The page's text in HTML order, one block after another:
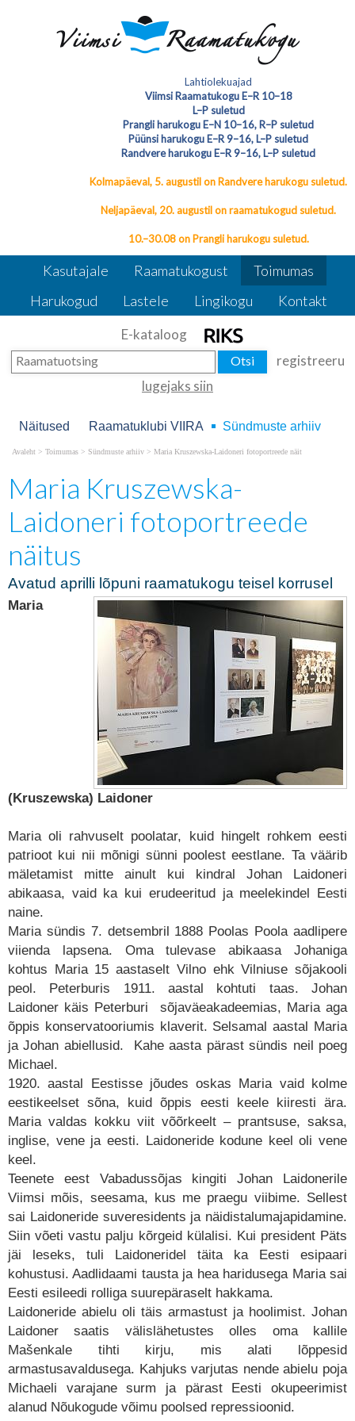
Maria Kruszewska-Laidoneri
fotoportreede näitus
Avatud aprilli lõpuni raamatukogu teisel
korrusel ” Näituse on vahendanud Poola
Vabariigi SuursaatkondMaria
Kruszewska-Laidoneri fotoportreede
Lahtiolekuajad
Viimsi Raamatukogu E–R 10–18
L–P suletud
Prangli harukogu E–N 10–16, R–P suletud
Püünsi harukogu E–R 9–16, L–P suletud
Randvere harukogu E–R 9–16, L–P suletud
Kolmapäeval, 5. augustil on Randvere harukogu suletud.
Neljapäeval, 20. augustil on raamatukogud suletud.
10.–30.08 on Prangli harukogu suletud.
Kasutajale Raamatukogust
Toimumas
Harukogud
Lastele Lingikogu Kontakt
E-kataloog
registreeru
lugejaks siin
Näitused Raamatuklubi VIIRA Sündmuste arhiiv
Avaleht > Toimumas > Sündmuste arhiiv > Maria Kruszewska-Laidoneri fotoportreede näit
Maria Kruszewska-
Laidoneri fotoportreede
näitus
Avatud aprilli lõpuni raamatukogu teisel korrusel
Maria
(Kruszewska) Laidoner
Maria oli rahvuselt poolatar, kuid hingelt rohkem eesti
patrioot kui nii mõnigi sünni poolest eestlane. Ta väärib
mäletamist mitte ainult kui kindral Johan Laidoneri
abikaasa, vaid ka kui erudeeritud ja meelekindel Eesti
naine.
Maria sündis 7. detsembril 1888 Poolas Poola aadlipere
viienda lapsena. Oma tulevase abikaasa Johaniga
kohtus Maria 15 aastaselt Vilno ehk Vilniuse sõjakooli
peol. Peterburis 1911. aastal kohtuti taas. Johan
Laidoner käis Peterburi sõjaväeakadeemias, Maria aga
õppis konservatooriumis klaverit. Selsamal aastal Maria
ja Johan abiellusid. Kahe aasta pärast sündis neil poeg
Michael.
1920. aastal Eestisse jõudes oskas Maria vaid kolme
eestikeelset sõna, kuid õppis eesti keele kiiresti ära.
Maria valdas kokku viit võõrkeelt – prantsuse, saksa,
inglise, vene ja eesti. Laidoneride kodune keel oli vene
keel.
Teenete eest Vabadussõjas kingiti Johan Laidonerile
Viimsi mõis, seesama, kus me praegu viibime. Sellest
sai Laidoneride suveresidents ja näidistalumajapidamine.
Siin võeti vastu palju kõrgeid külalisi. Kui president Päts
jäi leseks, tuli Laidoneridel täita ka Eesti esipaari
kohustusi. Aadlidaami tausta ja hea haridusega Maria sai
Eesti esileedi rolliga suurepäraselt hakkama.
Laidoneride abielu oli täis armastust ja hoolimist. Johan
Laidoner saatis välislähetustes olles oma kallile
Mašenkale tihti kirju, mis alati lõppesid
armastusavaldusega. Kahjuks varjutas nende abielu poja
Michaeli varajane surm ja pärast Eesti okupeerimist
alanud Nõukogude võimu poolsed repressioonid.